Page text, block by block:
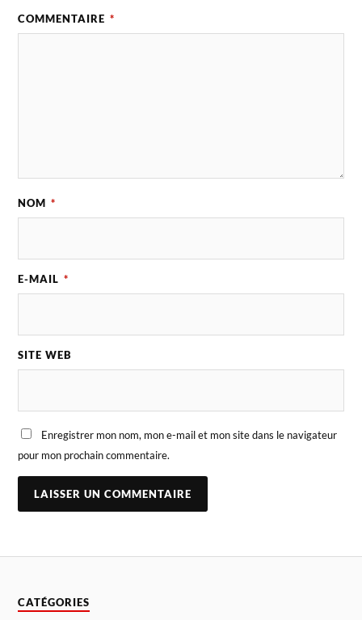
COMMENTAIRE *
NOM *
E-MAIL *
SITE WEB
Enregistrer mon nom, mon e-mail et mon site dans le navigateur
pour mon prochain commentaire.
CATÉGORIES